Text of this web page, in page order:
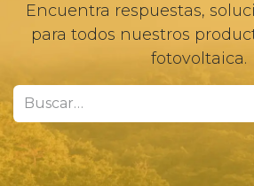
Encuentra respuestas,
para todos nuestros
fotovoltaica.